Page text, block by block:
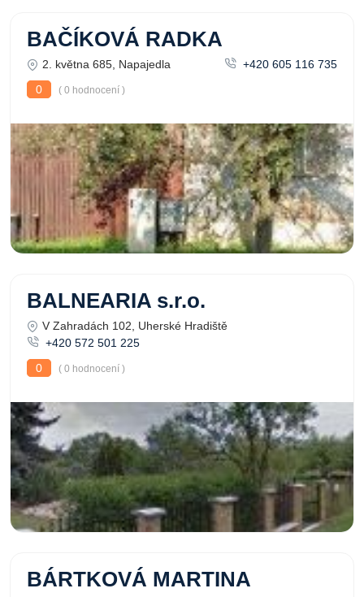
BAČÍKOVÁ RADKA
2. května 685, Napajedla
+420 605 116 735
0
( 0 hodnocení )
BALNEARIA s.r.o.
V Zahradách 102, Uherské Hradiště
+420 572 501 225
0
( 0 hodnocení )
BÁRTKOVÁ MARTINA